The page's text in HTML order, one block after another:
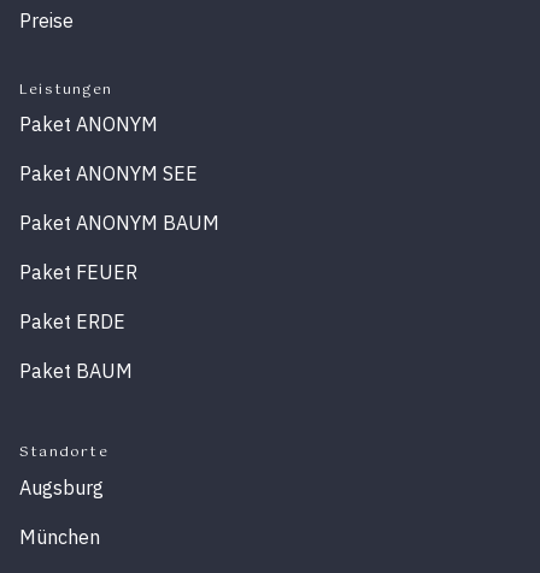
Preise
Leistungen
Paket ANONYM
Paket ANONYM SEE
Paket ANONYM BAUM
Paket FEUER
Paket ERDE
Paket BAUM
Standorte
Augsburg
München